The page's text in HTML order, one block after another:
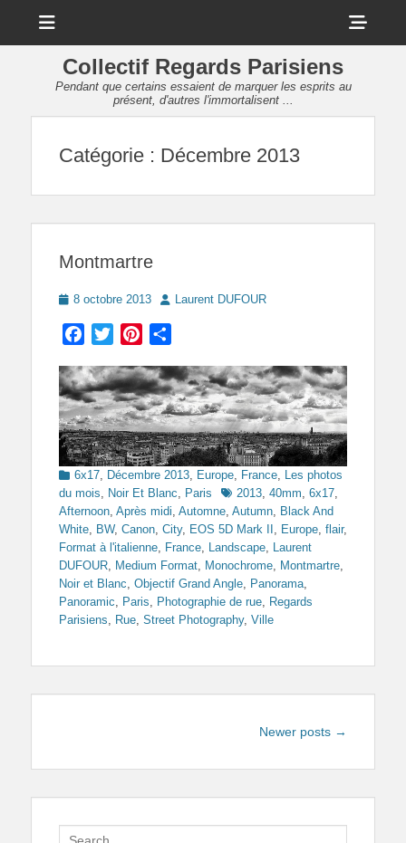
Collectif Regards Parisiens
Pendant que certains essaient de marquer les esprits au
présent, d'autres l'immortalisent ...
Catégorie : Décembre 2013
Montmartre
Posted
8 octobre 2013 AuthorLaurent DUFOUR
Facebook
TwitterPinterest
Categories
6x17, Décembre 2013, Europe, France, Les photos
du mois, Noir Et Blanc, Paris Tags2013, 40mm, 6x17,
Afternoon, Après midi, Automne, Autumn, Black And
White, BW, Canon, City, EOS 5D Mark II , Europe, flair,
Format à l'italienne, France, Landscape, Laurent
DUFOUR, Medium Format, Monochrome, Montmartre,
Noir et Blanc, Objectif Grand Angle, Panorama,
Panoramic, Paris, Photographie de rue, Regards
Parisiens, Rue, Street Photography, Ville
Newer posts →
Search